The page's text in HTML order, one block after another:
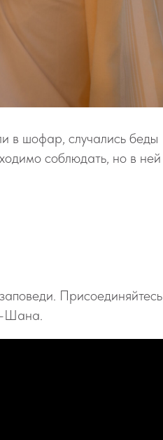
в шофар, случались беды
соблюдать, но в ней
Присоединяйтесь
Шана.